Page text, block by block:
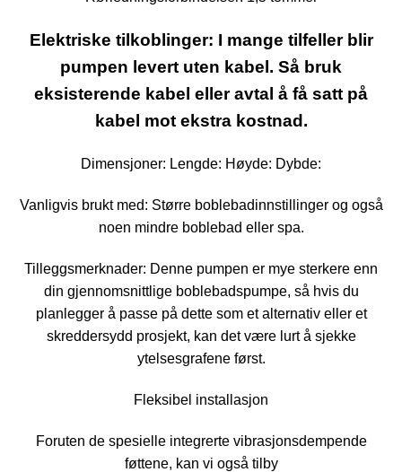
Elektriske tilkoblinger: I mange tilfeller blir
pumpen levert uten kabel. Så bruk
eksisterende kabel eller avtal å få satt på
kabel mot ekstra kostnad.
Dimensjoner: Lengde: Høyde: Dybde:
Vanligvis brukt med: Større boblebadinnstillinger og også
noen mindre boblebad eller spa.
Tilleggsmerknader: Denne pumpen er mye sterkere enn
din gjennomsnittlige boblebadspumpe, så hvis du
planlegger å passe på dette som et alternativ eller et
skreddersydd prosjekt, kan det være lurt å sjekke
ytelsesgrafene først.
Fleksibel installasjon
Foruten de spesielle integrerte vibrasjonsdempende
føttene, kan vi også tilby